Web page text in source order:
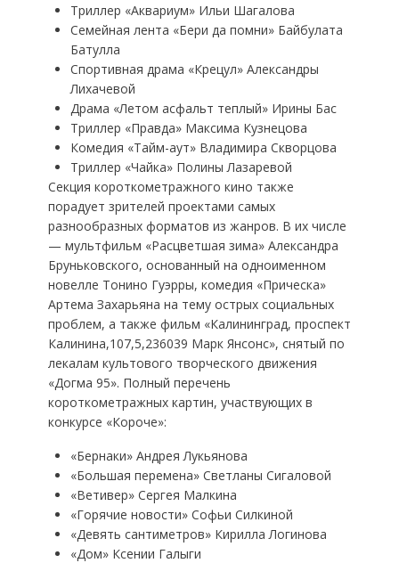
Триллер «Аквариум» Ильи Шагалова
Семейная лента «Бери да помни» Байбулата
Батулла
Спортивная драма «Крецул» Александры
Лихачевой
Драма «Летом асфальт теплый» Ирины Бас
Триллер «Правда» Максима Кузнецова
Комедия «Тайм-аут» Владимира Скворцова
Триллер «Чайка» Полины Лазаревой
Секция короткометражного кино также
порадует зрителей проектами самых
разнообразных форматов из жанров. В их числе
— мультфильм «Расцветшая зима» Александра
Бруньковского, основанный на одноименном
новелле Тонино Гуэрры, комедия «Прическа»
Артема Захарьяна на тему острых социальных
проблем, а также фильм «Калининград, проспект
Калинина,107,5,236039 Марк Янсонс», снятый по
лекалам культового творческого движения
«Догма 95». Полный перечень
короткометражных картин, участвующих в
конкурсе «Короче»:
«Бернаки» Андрея Лукьянова
«Большая перемена» Светланы Сигаловой
«Ветивер» Сергея Малкина
«Горячие новости» Софьи Силкиной
«Девять сантиметров» Кирилла Логинова
«Дом» Ксении Галыги